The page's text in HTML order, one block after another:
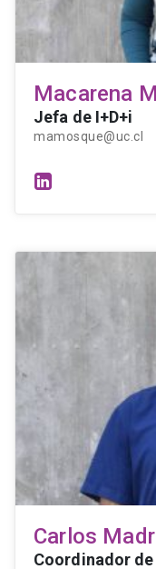
Macarena
Jefa de I+D+i
mamosque@uc.cl
Carlos
Coordinador